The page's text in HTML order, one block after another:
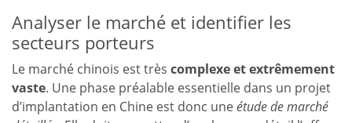
Analyser le marché et identifier les
secteurs porteurs
Le marché chinois est très complexe et extrêmement
vaste. Une phase préalable essentielle dans un projet
d’implantation en Chine est donc uneétude de marché